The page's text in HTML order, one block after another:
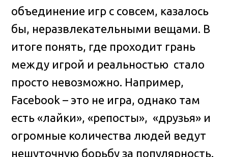
объединение игр с совсем, казалось
бы, неразвлекательными вещами. В
итоге понять, где проходит грань
между игрой и реальностью стало
просто невозможно. Например,
Facebook – это не игра, однако там
есть «лайки», «репосты», «друзья» и
огромные количества людей ведут
нешуточную борьбу за популярность.